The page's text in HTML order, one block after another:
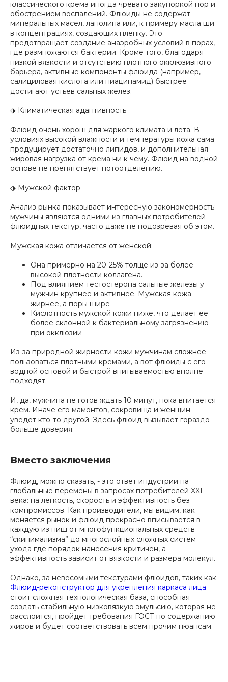
классического крема иногда чревато закупоркой пор и
обострением воспалений. Флюиды не содержат
минеральных масел, ланолина или, к примеру масла ши
в концентрациях, создающих пленку. Это
предотвращает создание анаэробных условий в порах,
где размножаются бактерии. Кроме того, благодаря
низкой вязкости и отсутствию плотного окклюзивного
барьера, активные компоненты флюида (например,
салициловая кислота или ниацинамид) быстрее
достигают устьев сальных желез.
⬗ Климатическая адаптивность
Флюид очень хорош для жаркого климата и лета. В
условиях высокой влажности и температуры кожа сама
продуцирует достаточно липидов, и дополнительная
жировая нагрузка от крема ни к чему. Флюид на водной
основе не препятствует потоотделению.
⬗ Мужской фактор
Анализ рынка показывает интересную закономерность:
мужчины являются одними из главных потребителей
флюидных текстур, часто даже не подозревая об этом.
Мужская кожа отличается от женской:
Она примерно на 20-25% толще из-за более
высокой плотности коллагена.
Под влиянием тестостерона сальные железы у
мужчин крупнее и активнее. Мужская кожа
жирнее, а поры шире
Кислотность мужской кожи ниже, что делает ее
более склонной к бактериальному загрязнению
при окклюзии
Из-за природной жирности кожи мужчинам сложнее
пользоваться плотными кремами, а вот флюиды с его
водной основой и быстрой впитываемостью вполне
подходят.
И, да, мужчина не готов ждать 10 минут, пока впитается
крем. Иначе его мамонтов, сокровища и женщин
уведёт кто-то другой. Здесь флюид вызывает гораздо
больше доверия.
Вместо заключения
Флюид, можно сказать, - это ответ индустрии на
глобальные перемены в запросах потребителей XXI
века: на легкость, скорость и эффективность без
компромиссов. Как производители, мы видим, как
меняется рынок и флюид прекрасно вписывается в
каждую из ниш от многофункциональных средств
“скинимализма” до многослойных сложных систем
ухода где порядок нанесения критичен, а
эффективность зависит от вязкости и размера молекул.
Однако, за невесомыми текстурами флюидов, таких как
Флюид-реконструктор для укрепления каркаса лица
стоит сложная технологическая база, способная
создать стабильную низковязкую эмульсию, которая не
расслоится, пройдет требования ГОСТ по содержанию
жиров и будет соответствовать всем прочим нюансам.